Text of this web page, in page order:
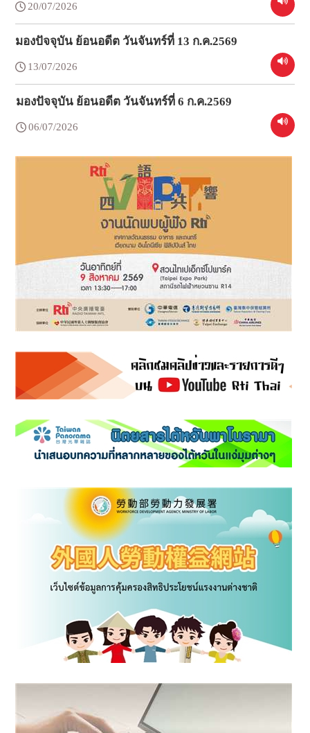
20/07/2026
มองปัจจุบัน ย้อนอดีต วันจันทร์ที่ 13 ก.ค.2569
13/07/2026
มองปัจจุบัน ย้อนอดีต วันจันทร์ที่ 6 ก.ค.2569
06/07/2026